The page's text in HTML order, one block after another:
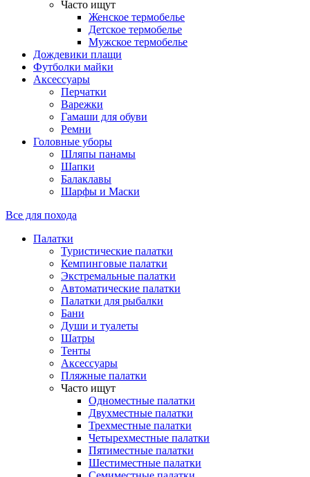
Часто ищут
Женское термобелье
Детское термобелье
Мужское термобелье
Дождевики плащи
Футболки майки
Аксессуары
Перчатки
Варежки
Гамаши для обуви
Ремни
Головные уборы
Шляпы панамы
Шапки
Балаклавы
Шарфы и Маски
Все для похода
Палатки
Туристические палатки
Кемпинговые палатки
Экстремальные палатки
Автоматические палатки
Палатки для рыбалки
Бани
Души и туалеты
Шатры
Тенты
Аксессуары
Пляжные палатки
Часто ищут
Одноместные палатки
Двухместные палатки
Трехместные палатки
Четырехместные палатки
Пятиместные палатки
Шестиместные палатки